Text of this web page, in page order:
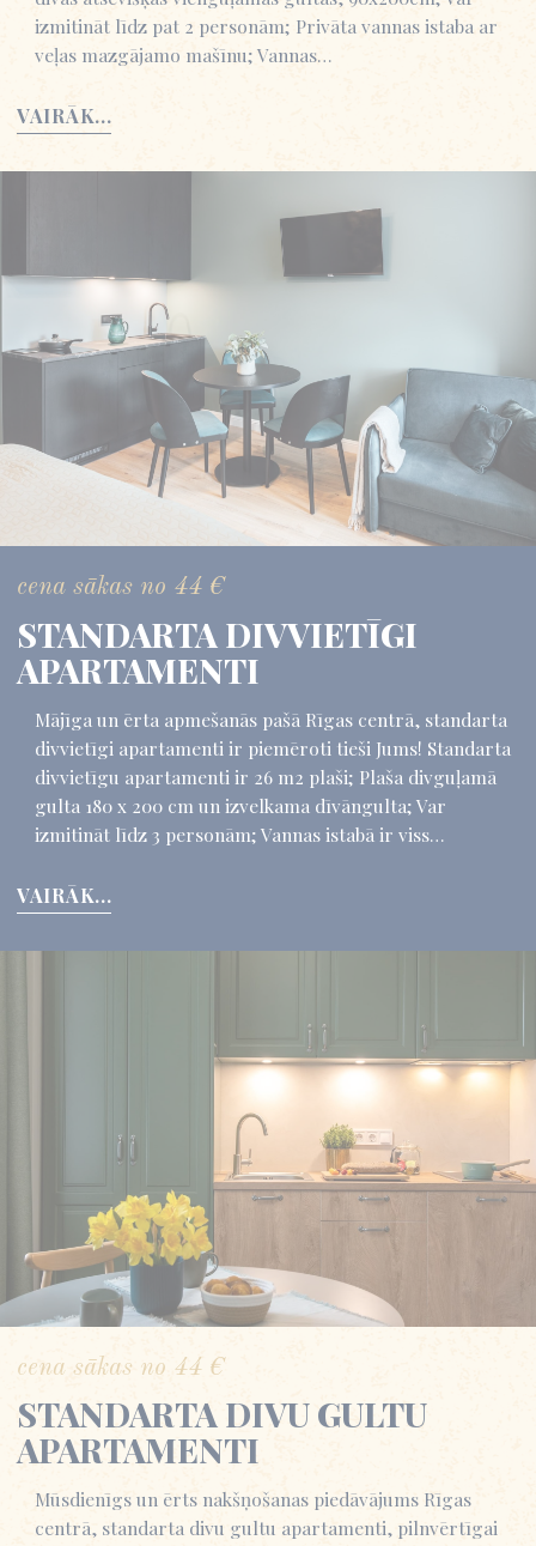
izmitināt līdz pat 2 personām; Privāta vannas istaba ar
veļas mazgājamo mašīnu; Vannas…
VAIRĀK...
cena sākas no 44 €
STANDARTA DIVVIETĪGI
APARTAMENTI
Mājīga un ērta apmešanās pašā Rīgas centrā, standarta
divvietīgi apartamenti ir piemēroti tieši Jums! Standarta
divvietīgu apartamenti ir 26 m2 plaši; Plaša divguļamā
gulta 180 x 200 cm un izvelkama dīvāngulta; Var
izmitināt līdz 3 personām; Vannas istabā ir viss…
VAIRĀK...
cena sākas no 44 €
STANDARTA DIVU GULTU
APARTAMENTI
Mūsdienīgs un ērts nakšņošanas piedāvājums Rīgas
centrā, standarta divu gultu apartamenti, pilnvērtīgai